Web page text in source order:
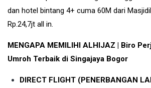
dan hotel bintang 4+ cuma 60M dari
Rp.24,7jt all in.
MENGAPA MEMILIHI ALHIJAZ | Biro
Umroh Terbaik di Singajaya Bogor
DIRECT FLIGHT (PENERBANGAN